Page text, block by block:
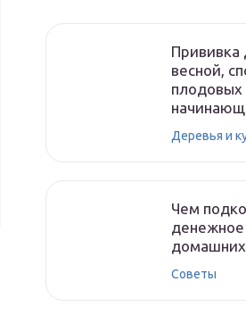
Прививка
весной,
плодовых
Деревья и
Чем
домашних
Советы